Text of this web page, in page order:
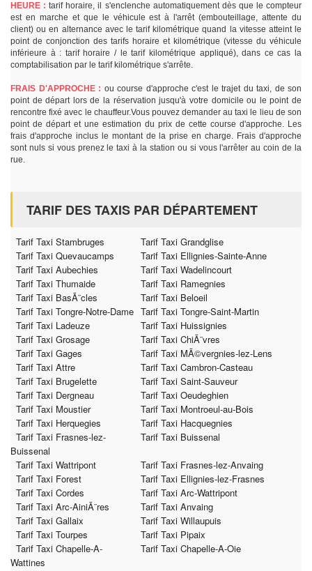
HEURE : tarif horaire, il s'enclenche automatiquement dès que le compteur
est en marche et que le véhicule est à l'arrêt (embouteillage, attente du
client) ou en alternance avec le tarif kilométrique quand la vitesse atteint le
point de conjonction des tarifs horaire et kilométrique (vitesse du véhicule
inférieure à : tarif horaire / le tarif kilométrique appliqué), dans ce cas la
comptabilisation par le tarif kilométrique s'arrête.
FRAIS D'APPROCHE : ou course d'approche c'est le trajet du taxi, de son
point de départ lors de la réservation jusqu'à votre domicile ou le point de
rencontre fixé avec le chauffeur.Vous pouvez demander au taxi le lieu de son
point de départ et une estimation du prix de cette course d'approche. Les
frais d'approche inclus le montant de la prise en charge. Frais d'approche
sont nuls si vous prenez le taxi à la station ou si vous l'arrêter au coin de la
rue.
TARIF DES TAXIS PAR DÉPARTEMENT
Tarif Taxi Stambruges
Tarif Taxi Grandglise
Tarif Taxi Quevaucamps
Tarif Taxi Ellignies-Sainte-Anne
Tarif Taxi Aubechies
Tarif Taxi Wadelincourt
Tarif Taxi Thumaide
Tarif Taxi Ramegnies
Tarif Taxi BasÃ¨cles
Tarif Taxi Beloeil
Tarif Taxi Tongre-Notre-Dame Tarif Taxi Tongre-Saint-Martin
Tarif Taxi Ladeuze
Tarif Taxi Huissignies
Tarif Taxi Grosage
Tarif Taxi ChiÃ¨vres
Tarif Taxi Gages
Tarif Taxi MÃ©vergnies-lez-Lens
Tarif Taxi Attre
Tarif Taxi Cambron-Casteau
Tarif Taxi Brugelette
Tarif Taxi Saint-Sauveur
Tarif Taxi Dergneau
Tarif Taxi Oeudeghien
Tarif Taxi Moustier
Tarif Taxi Montroeul-au-Bois
Tarif Taxi Herquegies
Tarif Taxi Hacquegnies
Tarif Taxi Frasnes-lez-
Buissenal
Tarif Taxi Buissenal
Tarif Taxi Wattripont
Tarif Taxi Frasnes-lez-Anvaing
Tarif Taxi Forest
Tarif Taxi Ellignies-lez-Frasnes
Tarif Taxi Cordes
Tarif Taxi Arc-Wattripont
Tarif Taxi Arc-AiniÃ¨res
Tarif Taxi Anvaing
Tarif Taxi Gallaix
Tarif Taxi Willaupuis
Tarif Taxi Tourpes
Tarif Taxi Pipaix
Tarif Taxi Chapelle-A-
Wattines
Tarif Taxi Chapelle-A-Oie